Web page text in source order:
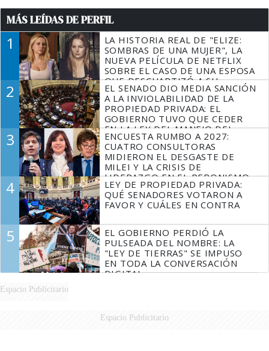
MÁS LEÍDAS DE PERFIL
1
LA HISTORIA REAL DE "ELIZE:
SOMBRAS DE UNA MUJER", LA
NUEVA PELÍCULA DE NETFLIX
SOBRE EL CASO DE UNA ESPOSA
QUE DESCUARTIZÓ A SU
MARIDO
2
EL SENADO DIO MEDIA SANCIÓN
A LA INVIOLABILIDAD DE LA
PROPIEDAD PRIVADA: EL
GOBIERNO TUVO QUE CEDER
EN LA LEY DEL MANEJO DEL
FUEGO
3
ENCUESTA RUMBO A 2027:
CUATRO CONSULTORAS
MIDIERON EL DESGASTE DE
MILEI Y LA CRISIS DE
LIDERAZGO EN EL PERONISMO
4
LEY DE PROPIEDAD PRIVADA:
QUÉ SENADORES VOTARON A
FAVOR Y CUÁLES EN CONTRA
5
EL GOBIERNO PERDIÓ LA
PULSEADA DEL NOMBRE: LA
"LEY DE TIERRAS" SE IMPUSO
EN TODA LA CONVERSACIÓN
DIGITAL
Espacio Publicitario
Espacio Publicitario